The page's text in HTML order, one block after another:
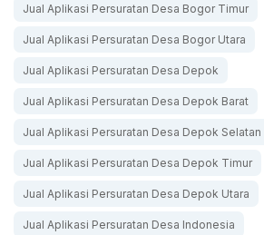
Jual Aplikasi Persuratan Desa Bogor Timur
Jual Aplikasi Persuratan Desa Bogor Utara
Jual Aplikasi Persuratan Desa Depok
Jual Aplikasi Persuratan Desa Depok Barat
Jual Aplikasi Persuratan Desa Depok Selatan
Jual Aplikasi Persuratan Desa Depok Timur
Jual Aplikasi Persuratan Desa Depok Utara
Jual Aplikasi Persuratan Desa Indonesia